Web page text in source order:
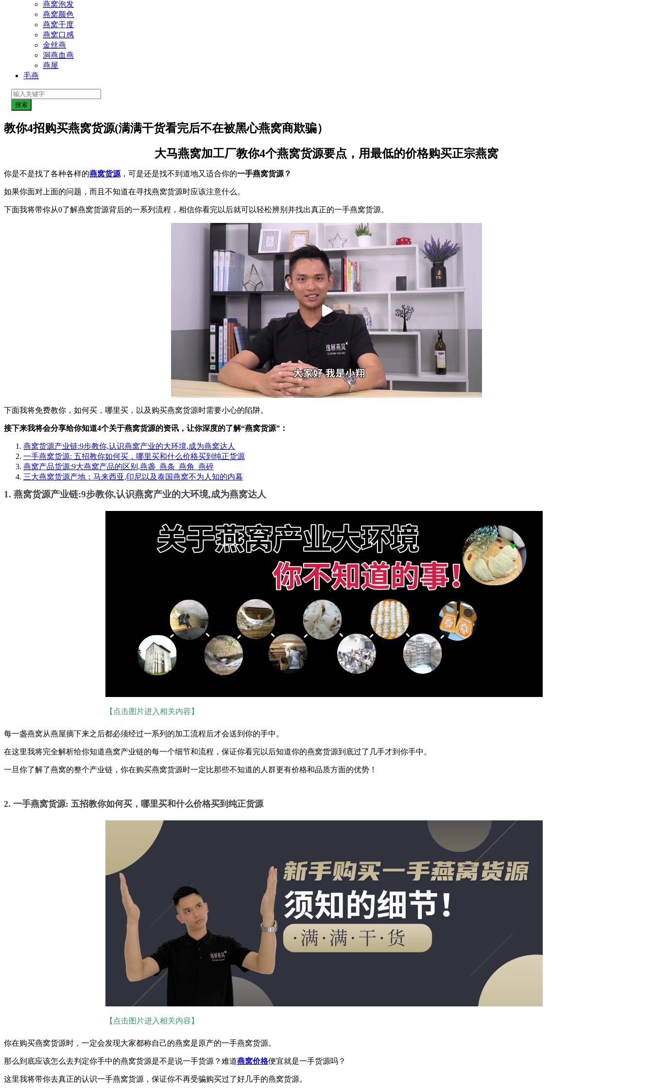
燕窝泡发
燕窝颜色
燕窝干度
燕窝口感
金丝燕
洞燕血燕
燕屋
毛燕
教你4招购买燕窝货源(满满干货看完后不在被黑心燕窝商欺骗）
大马燕窝加工厂教你4个燕窝货源要点，用最低的价格购买正宗燕窝
你是不是找了各种各样的燕窝货源 ，可是还是找不到道地又适合你的一手燕窝货源？
如果你面对上面的问题，而且不知道在寻找燕窝货源时应该注意什么。
下面我将带你从0了解燕窝货源背后的一系列流程，相信你看完以后就可以轻松辨别并找出真正的一手燕窝货源。
00:00/01:23
下面我将免费教你，如何买，哪里买，以及购买燕窝货源时需要小心的陷阱。
接下来我将会分享给你知道4个关于燕窝货源的资讯，让你深度的了解“燕窝货源”：
燕窝货源产业链:9步教你,认识燕窝产业的大环境,成为燕窝达人
一手燕窝货源: 五招教你如何买，哪里买和什么价格买到纯正货源
燕窝产品货源:9大燕窝产品的区别,燕盏_燕条_燕角_燕碎
三大燕窝货源产地：马来西亚,印尼以及泰国燕窝不为人知的内幕
1. 燕窝货源产业链:9步教你,认识燕窝产业的大环境,成为燕窝达人
【点击图片进入相关内容】
每一盏燕窝从燕屋摘下来之后都必须经过一系列的加工流程后才会送到你的手中。
在这里我将完全解析给你知道燕窝产业链的每一个细节和流程，保证你看完以后知道你的燕窝货源到底过了几手才到你手中。
一旦你了解了燕窝的整个产业链，你在购买燕窝货源时一定比那些不知道的人群更有价格和品质方面的优势！
2. 一手燕窝货源: 五招教你如何买，哪里买和什么价格买到纯正货源
【点击图片进入相关内容】
你在购买燕窝货源时，一定会发现大家都称自己的燕窝是原产的一手燕窝货源。
那么到底应该怎么去判定你手中的燕窝货源是不是说一手货源？难道燕窝价格便宜就是一手货源吗？
这里我将带你去真正的认识一手燕窝货源，保证你不再受骗购买过了好几手的燕窝货源。